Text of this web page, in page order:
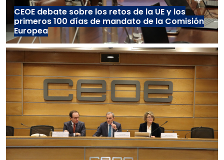
CEOE debate sobre los retos de la UE y los
primeros 100 días de mandato de la Comisión
Europea